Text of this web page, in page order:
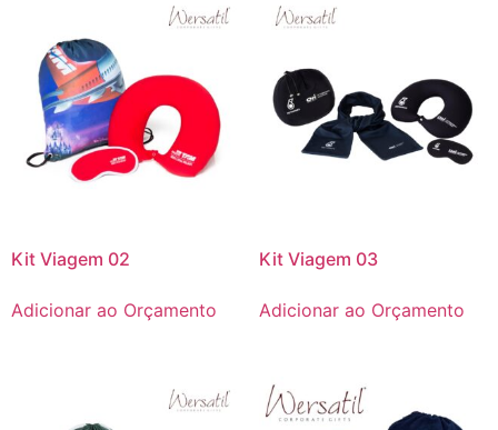
Kit Viagem 02
Adicionar ao Orçamento
Kit Viagem 03
Adicionar ao Orçamento